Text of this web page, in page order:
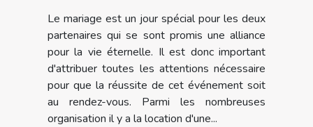
Le mariage est un jour spécial pour les deux
partenaires qui se sont promis une alliance
pour la vie éternelle. Il est donc important
d'attribuer toutes les attentions nécessaire
pour que la réussite de cet événement soit
au rendez-vous. Parmi les nombreuses
organisation il y a la location d'une...